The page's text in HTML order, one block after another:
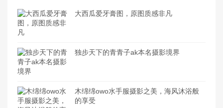
大西瓜爱牙膏图，原图质感非凡
独步天下的青青子ak本名摄影境界
木绵绵owo水手服摄影之美，海风沐浴般
的享受